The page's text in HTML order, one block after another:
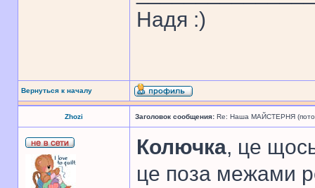
Надя :)
Вернуться к началу
Zhozi Заголовок сообщения: Re: Наша МАЙСТЕРНЯ
Колючка, це
це поза межами